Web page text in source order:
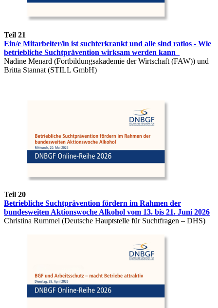
Teil 21
Ein/e Mitarbeiter/in ist suchterkrankt und alle sind ratlos - Wie
betriebliche Suchtprävention wirksam werden kann
Nadine Menard (Fortbildungsakademie der Wirtschaft (FAW)) und
Britta Stannat (STILL GmbH)
Teil 20
Betriebliche Suchtprävention fördern im Rahmen der
bundesweiten Aktionswoche Alkohol vom 13. bis 21. Juni 2026
Christina Rummel (Deutsche Hauptstelle für Suchtfragen – DHS)